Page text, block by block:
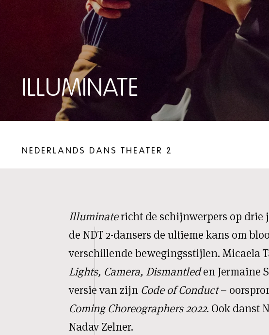
ILLUMINATE
ILLUMINATE
NEDERLANDS DANS THEATER 2
Illuminatericht de schijnwerpers op drie
de NDT 2-dansers de ultieme kans om
verschillende bewegingsstijlen. Micaela
Lights, Camera, Dismantleden Jermaine
versie van zijn Code of Conduct–
Coming Choreographers 2022. Ook danst
Nadav Zelner.